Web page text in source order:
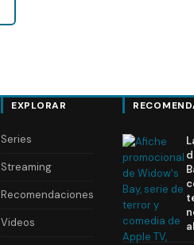
EXPLORAR
Series
Streaming
Recomendaciones
Videos